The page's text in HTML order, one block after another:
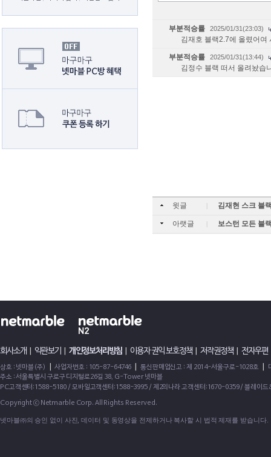
부분적승률 2025/01/31(23:03)
김재호 블랙2.7에 올렸어여
부분적승률 2025/01/31(13:44)
김정수 블랙 떠서 올려놨습
윗글 | 김재현 스크 블
아랫글 | 보스턴 모든 블
회사소개 약관보기 개인정보처리방침 이용자 권익 보호정책| 저작권정책| 전자우편
상호 : 넷마블(주) 사업자번호 : 105-87-64746 통신판매업신고 : 제 2014-서울구로-1028호
주소 : 서울특별시 구로구 디지털로26길 38, G-Tower 넷마블
PC고객센터:1588-5180 / 모바일고객센터:1588-3995 / 제2의나라 고객센터:1670-0359 / 블레이
Copyright ⓒ Netmarble Corp. All Rights Reserved.
넷마블㈜의 승인 없이 사진, 데이터 및 동영상을 전제하거나 복사할 시 법적 제재를 받습니다.